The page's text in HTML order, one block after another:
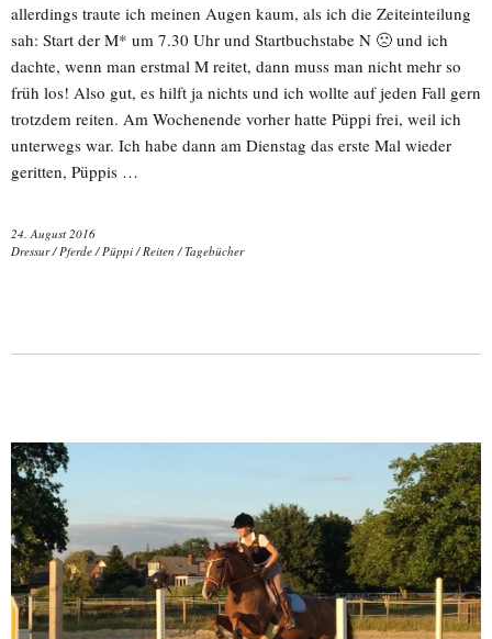
allerdings traute ich meinen Augen kaum, als ich die Zeiteinteilung
sah: Start der M* um 7.30 Uhr und Startbuchstabe N 🙁 und ich
dachte, wenn man erstmal M reitet, dann muss man nicht mehr so
früh los! Also gut, es hilft ja nichts und ich wollte auf jeden Fall gern
trotzdem reiten. Am Wochenende vorher hatte Püppi frei, weil ich
unterwegs war. Ich habe dann am Dienstag das erste Mal wieder
geritten, Püppis …
24. August 2016
Dressur/Pferde/Püppi/Reiten /Tagebücher